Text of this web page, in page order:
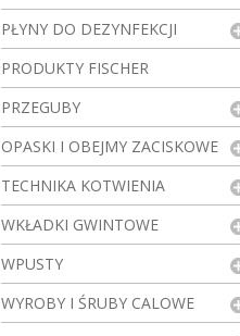
PŁYNY DO DEZYNFEKCJI
PRODUKTY FISCHER
PRZEGUBY
OPASKI I OBEJMY ZACISKOWE
TECHNIKA KOTWIENIA
WKŁADKI GWINTOWE
WPUSTY
WYROBY I ŚRUBY CALOWE